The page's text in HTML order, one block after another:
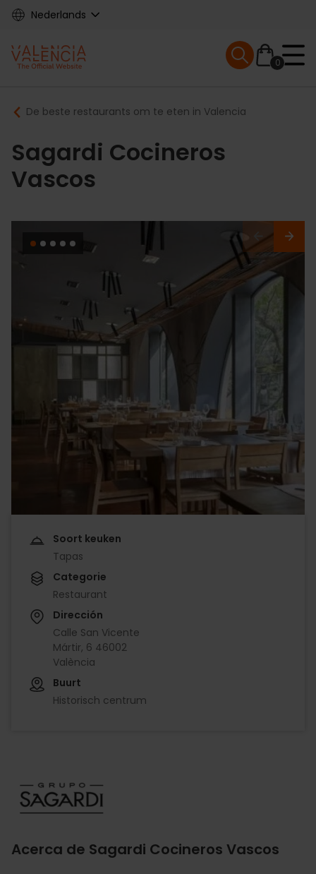
Skip
content
Nederlands
Main
navigation
0
Mobile menu
Breadcrumb
De beste restaurants om te eten in Valencia
Sagardi Cocineros
Vascos
Soort keuken
Tapas
Categorie
Restaurant
Dirección
Calle San Vicente
Mártir, 6 46002
València
Buurt
Historisch centrum
Acerca de Sagardi Cocineros Vascos
Imagen